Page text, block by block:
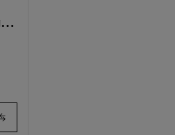
Authentis Bourgogne 4 glas